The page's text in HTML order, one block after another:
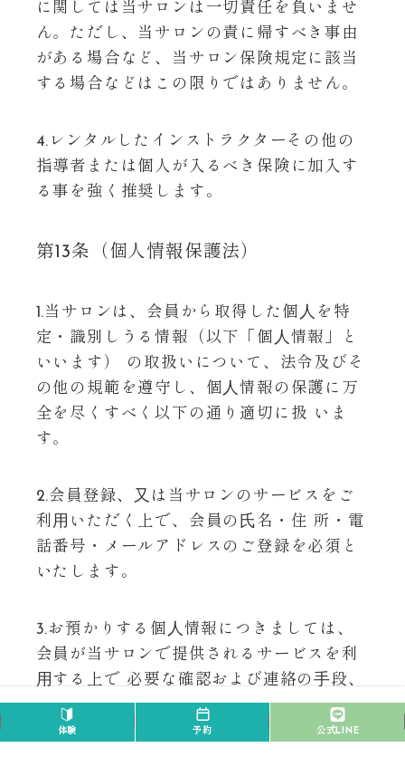
に関しては当サロンは一切責任を負いませ
ん。ただし、当サロンの責に帰すべき事由
がある場合など、当サロン保険規定に該当
する場合などはこの限りではありません。
4.レンタルしたインストラクターその他の
指導者または個人が入るべき保険に加入す
る事を強く推奨します。
第13条（個人情報保護法）
1.当サロンは、会員から取得した個⼈を特
定・識別しうる情報（以下「個⼈情報」と
いいます） の取扱いについて、法令及びそ
の他の規範を遵守し、個⼈情報の保護に万
全を尽くすべく以下の通り適切に扱 いま
す。
2.会員登録、⼜は当サロンのサービスをご
利⽤いただく上で、会員の⽒名・住 所・電
話番号・メールアドレスのご登録を必須と
いたします。
3.お預かりする個⼈情報につきましては、
会員が当サロンで提供されるサービスを利
⽤する上で 必要な確認および連絡の⼿段、
情報提供その他の業務上必要な範囲内で正
当な⽬的に限って利⽤します。
体験 予約 公式LINE